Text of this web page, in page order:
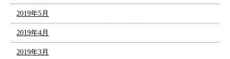
2019年5月
2019年4月
2019年3月